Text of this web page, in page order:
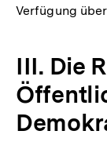
Verfügung
III. Die